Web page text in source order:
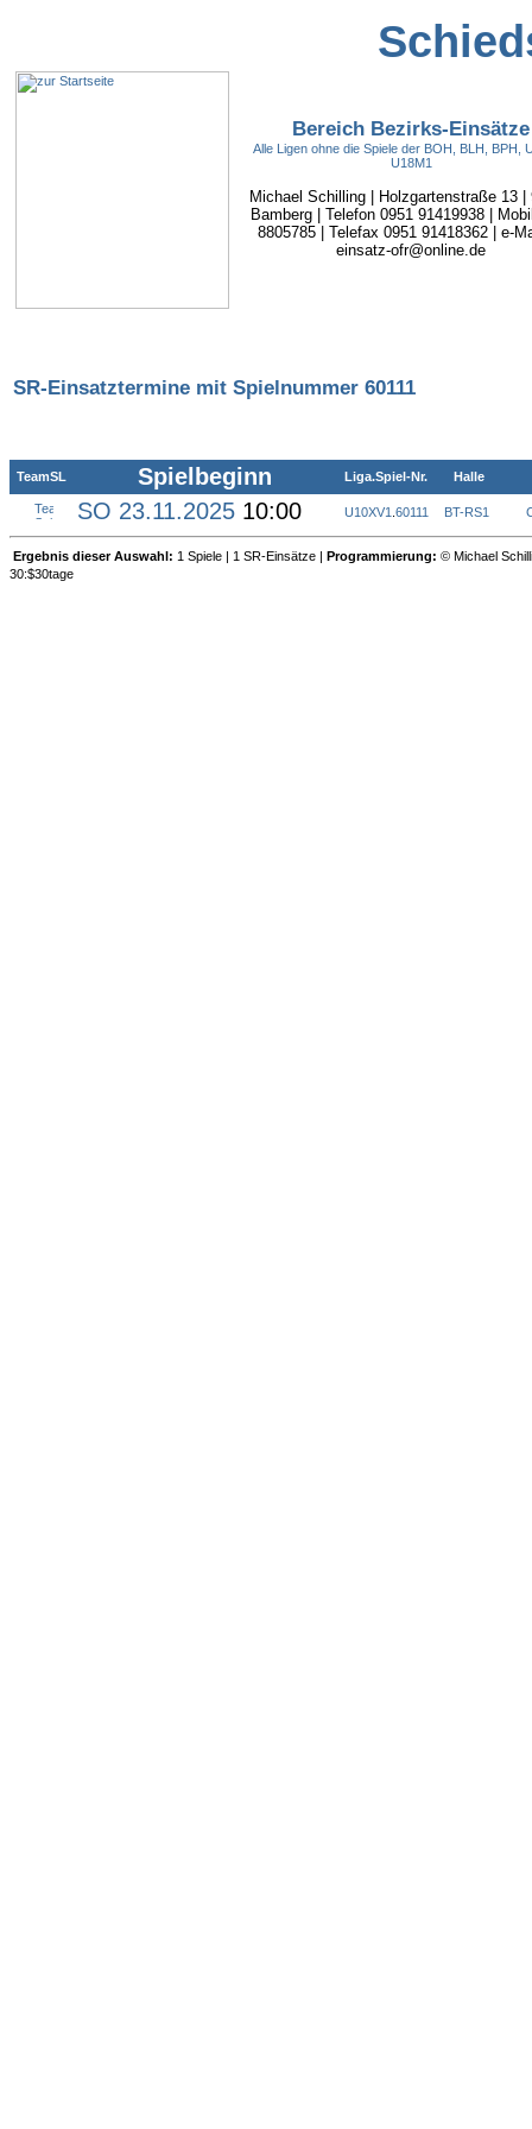
Bereich Bezirks-Einsätze
Alle Ligen ohne die Spiele der BOH, BLH, BPH,
U18M1
Michael Schilling | Holzgartenstraße 13 |
Bamberg | Telefon 0951 91419938 |
8805785 | Telefax 0951 91418362 | e-
einsatz-ofr@online.de
SR-Einsatztermine mit Spielnummer 60111
TeamSL Spielbeginn Liga.Spiel-Nr. Halle
SO 23.11.2025 10:00 U10XV1 60111 BT-RS1
Ergebnis dieser Auswahl: 1 Spiele | 1 SR-Einsätze | Programmierung: © Michael
30:$30tage